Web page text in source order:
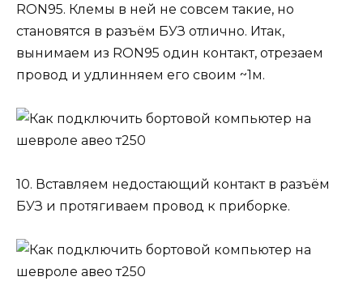
RON95. Клемы в ней не совсем такие, но
становятся в разъём БУЗ отлично. Итак,
вынимаем из RON95 один контакт, отрезаем
провод и удлинняем его своим ~1м.
10. Вставляем недостающий контакт в разъём
БУЗ и протягиваем провод к приборке.